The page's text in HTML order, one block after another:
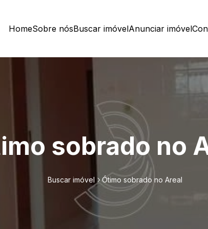
HomeSobre nósBuscar imóvelAnunciar imóvel
sobrado no
Buscar imóvel Ótimo sobrado no Areal